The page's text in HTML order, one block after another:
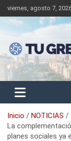
Saltar
al
contenido
viernes, agosto 7,
Tu
Sitio de noticias
Inicio
NOTICIAS
La
planes sociales ya